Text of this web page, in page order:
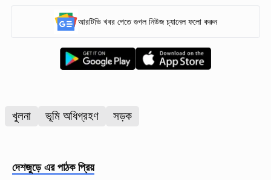
আরটিভি খবর পেতে গুগল নিউজ চ্যানেল ফলো করুন
খুলনা ভূমি অধিগ্রহণ সড়ক
দেশজুড়ে এর পাঠক প্রিয়